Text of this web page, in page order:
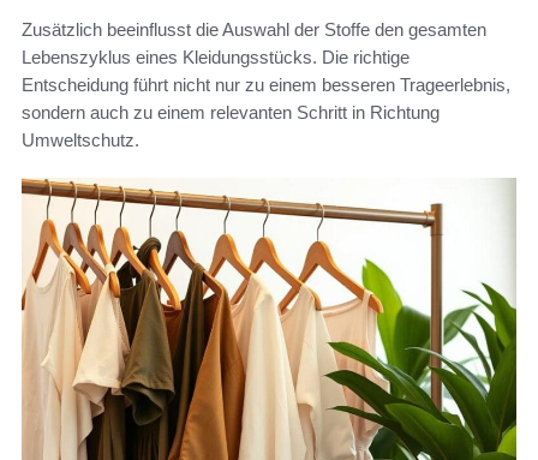
Zusätzlich beeinflusst die Auswahl der Stoffe den gesamten
Lebenszyklus eines Kleidungsstücks. Die richtige
Entscheidung führt nicht nur zu einem besseren Trageerlebnis,
sondern auch zu einem relevanten Schritt in Richtung
Umweltschutz.